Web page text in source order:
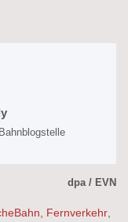
dpa / EVN
Fernverkehr